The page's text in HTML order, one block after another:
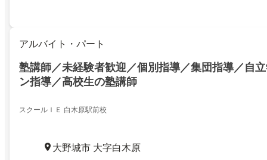
アルバイト・パート
塾講師／未経験者歓迎／個別指導／集団指導／自
ン指導／高校生の塾講師
スクールＩＥ 白木原駅前校
大野城市 大字白木原